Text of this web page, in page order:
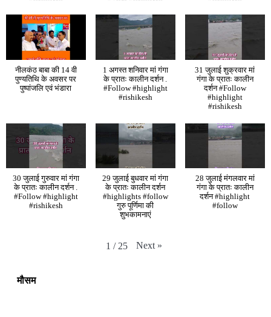
नीलकंठ बाबा की 14 वी
पुण्यतिथि के अवसर पर
पुष्पांजलि एवं भंडारा
1 अगस्त शनिवार मां गंगा
के प्रातः कालीन दर्शन .
#Follow #highlight
#rishikesh
31 जुलाई शुक्रवार मां
गंगा के प्रातः कालीन
दर्शन #Follow
#highlight
#rishikesh
30 जुलाई गुरुवार मां गंगा
के प्रातः कालीन दर्शन .
#Follow #highlight
#rishikesh
29 जुलाई बुधवार मां गंगा
के प्रातः कालीन दर्शन
#highlights #follow
गुरु पूर्णिमा की
शुभकामनाएं
28 जुलाई मंगलवार मां
गंगा के प्रातः कालीन
दर्शन #highlight
#follow
1 / 25 Next »
मौसम